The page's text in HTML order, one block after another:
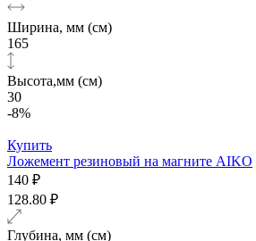
Ширина, мм (см)
165
Высота,мм (см)
30
-8%
Купить
Ложемент резиновый на магните AIKO
140 ₽
128.80 ₽
Глубина, мм (см)